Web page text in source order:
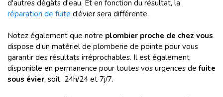
d'autres dégâts d'eau. Et en fonction du résultat, la
réparation de fuite d’évier sera différente.
Notez également que notre plombier proche de chez vous
dispose d’un matériel de plomberie de pointe pour vous
garantir des résultats irréprochables. Il est également
disponible en permanence pour toutes vos urgences defuite
sous évier, soit 24h/24 et 7j/7.